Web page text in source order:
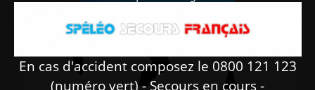
En cas d'accident composez le 0800 121 123
(numéro vert) - Secours en cours-